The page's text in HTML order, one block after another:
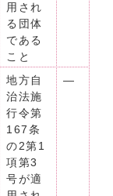
用され
る団体
である
こと
地方自
治法施
行令第
167条
の2第1
項第3
号が適
―